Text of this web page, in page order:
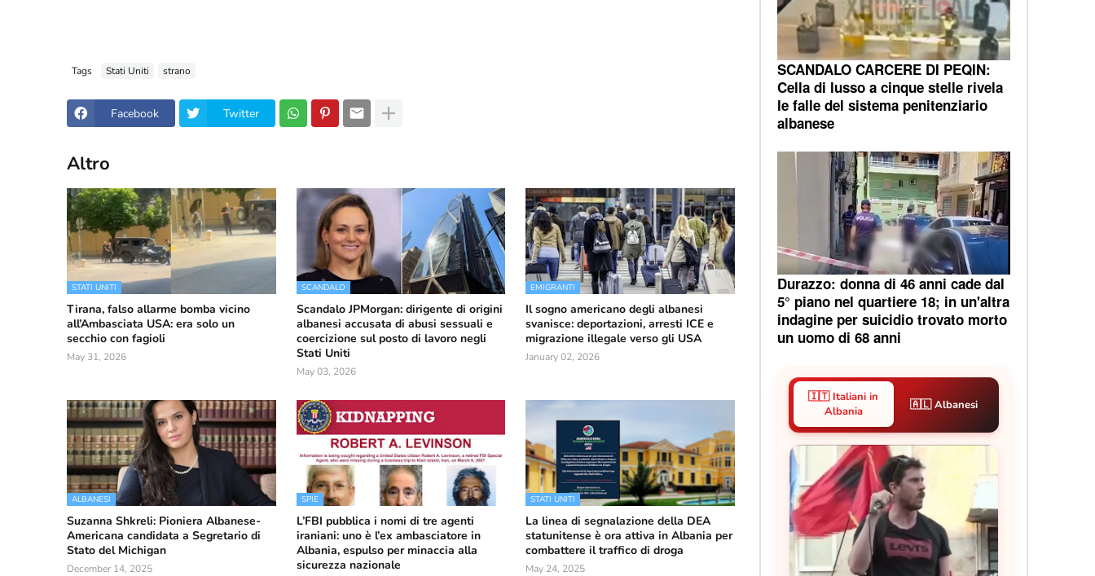
Tags Stati Uniti strano
Facebook Twitter
Altro
STATI UNITI
Tirana, falso allarme bomba vicino
all’Ambasciata USA: era solo un
secchio con fagioli
May 31, 2026
SCANDALO
Scandalo JPMorgan: dirigente di origini
albanesi accusata di abusi sessuali e
coercizione sul posto di lavoro negli
Stati Uniti
May 03, 2026
EMIGRANTI
Il sogno americano degli albanesi
svanisce: deportazioni, arresti ICE e
migrazione illegale verso gli USA
January 02, 2026
ALBANESI
Suzanna Shkreli: Pioniera Albanese-
Americana candidata a Segretario di
Stato del Michigan
December 14, 2025
SPIE
L’FBI pubblica i nomi di tre agenti
iraniani: uno è l’ex ambasciatore in
Albania, espulso per minaccia alla
sicurezza nazionale
STATI UNITI
La linea di segnalazione della DEA
statunitense è ora attiva in Albania per
combattere il traffico di droga
May 24, 2025
SCANDALO CARCERE DI PEQIN:
Cella di lusso a cinque stelle rivela
le falle del sistema penitenziario
albanese
Durazzo: donna di 46 anni cade dal
5° piano nel quartiere 18; in un'altra
indagine per suicidio trovato morto
un uomo di 68 anni
🇮🇹 Italiani in
Albania
🇦🇱 Albanesi